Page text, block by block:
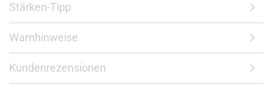
Stärken-Tipp
Warnhinweise
Kundenrezensionen